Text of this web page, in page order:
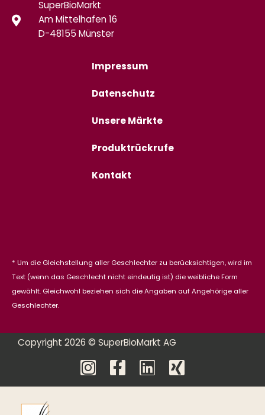
SuperBioMarkt
Am Mittelhafen 16
D-48155 Münster
Impressum
Datenschutz
Unsere Märkte
Produktrückrufe
Kontakt
* Um die Gleichstellung aller Geschlechter zu berücksichtigen, wird im
Text (wenn das Geschlecht nicht eindeutig ist) die weibliche Form
gewählt. Gleichwohl beziehen sich die Angaben auf Angehörige aller
Geschlechter.
Copyright 2026 © SuperBioMarkt AG